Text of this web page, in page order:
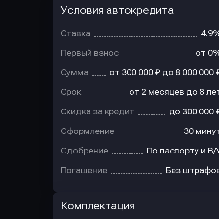
Условия автокредита
Ставка
Первый взнос от
Сумма от 300 000 ₽ до 8 000 000
Срок от 2 месяцев до 8
Скидка за кредит до 300 000
Оформление 30
Одобрение По паспорту и В/
Погашение Без
Комплектация